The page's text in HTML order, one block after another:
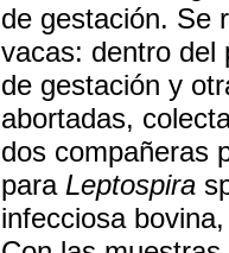
de gestación. Se
vacas: dentro del
de gestación y
abortadas,
dos compañeras
para Leptospira
infecciosa